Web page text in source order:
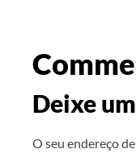
Deixe
O seu endereço